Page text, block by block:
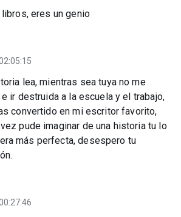
eres un genio
lea, mientras sea tuya no me
ir destruida a la escuela y el trabajo,
convertido en mi escritor favorito,
pude imaginar de una historia tu lo
más perfecta, desespero tu